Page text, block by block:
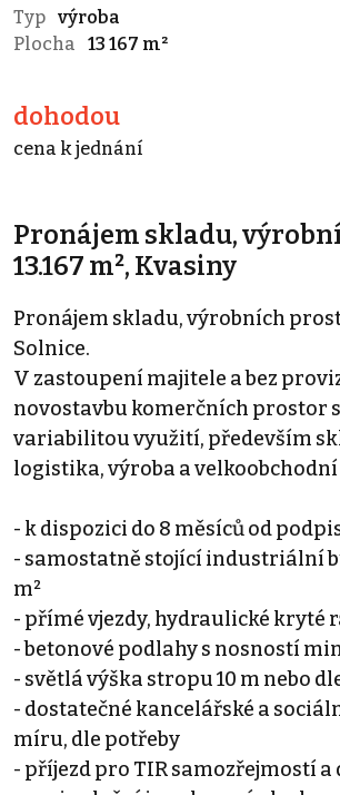
Typ výroba
Plocha
13 167 m²
dohodou
cena k jednání
Pronájem skladu,
13.167 m², Kvasiny
Pronájem skladu, výrobních
Solnice.
V zastoupení majitele a bez
novostavbu komerčních prostor
variabilitou využití, především
logistika, výroba a
- k dispozici do 8 měsíců od
- samostatně stojící industriální
m²
- přímé vjezdy, hydraulické kryté
- betonové podlahy s nosností
- světlá výška stropu 10 m nebo
- dostatečné kancelářské a
míru, dle potřeby
- příjezd pro TIR samozřejmostí a